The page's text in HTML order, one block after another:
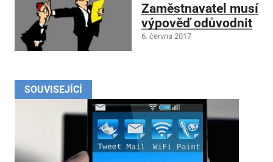
SOUVISEJÍCÍ
Zaměstnavatel musí
výpověď odůvodnit
6. června 2017